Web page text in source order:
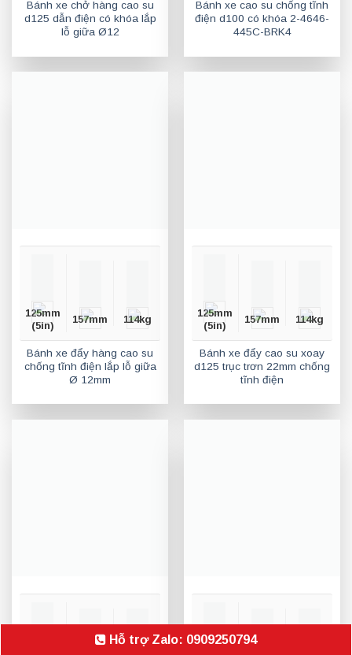
Bánh xe chở hàng cao su
d125 dẫn điện có khóa lắp
lỗ giữa Ø12
Bánh xe cao su chống tĩnh
điện d100 có khóa 2-4646-
445C-BRK4
125mm
(5in)
157mm 114kg
Bánh xe đẩy hàng cao su
chống tĩnh điện lắp lỗ giữa
Ø 12mm
125mm
(5in)
157mm 114kg
Bánh xe đẩy cao su xoay
d125 trục trơn 22mm chống
tĩnh điện
Hỗ trợ Zalo: 0909250794